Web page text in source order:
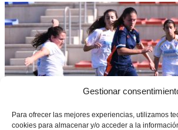
Gestionar
Para ofrecer las mejores experiencias, utilizamos
cookies para almacenar y/o acceder a la